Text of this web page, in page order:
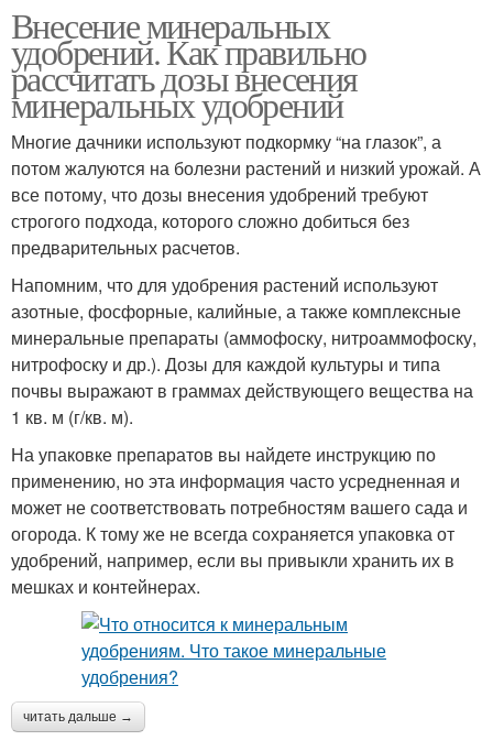
Внесение минеральных
удобрений. Как правильно
рассчитать дозы внесения
минеральных удобрений
Многие дачники используют подкормку “на глазок”, а
потом жалуются на болезни растений и низкий урожай. А
все потому, что дозы внесения удобрений требуют
строгого подхода, которого сложно добиться без
предварительных расчетов.
Напомним, что для удобрения растений используют
азотные, фосфорные, калийные, а также комплексные
минеральные препараты (аммофоску, нитроаммофоску,
нитрофоску и др.). Дозы для каждой культуры и типа
почвы выражают в граммах действующего вещества на
1 кв. м (г/кв. м).
На упаковке препаратов вы найдете инструкцию по
применению, но эта информация часто усредненная и
может не соответствовать потребностям вашего сада и
огорода. К тому же не всегда сохраняется упаковка от
удобрений, например, если вы привыкли хранить их в
мешках и контейнерах.
читать дальше →